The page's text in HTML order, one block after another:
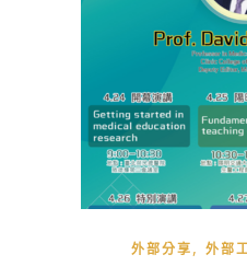
外部分享, 外部